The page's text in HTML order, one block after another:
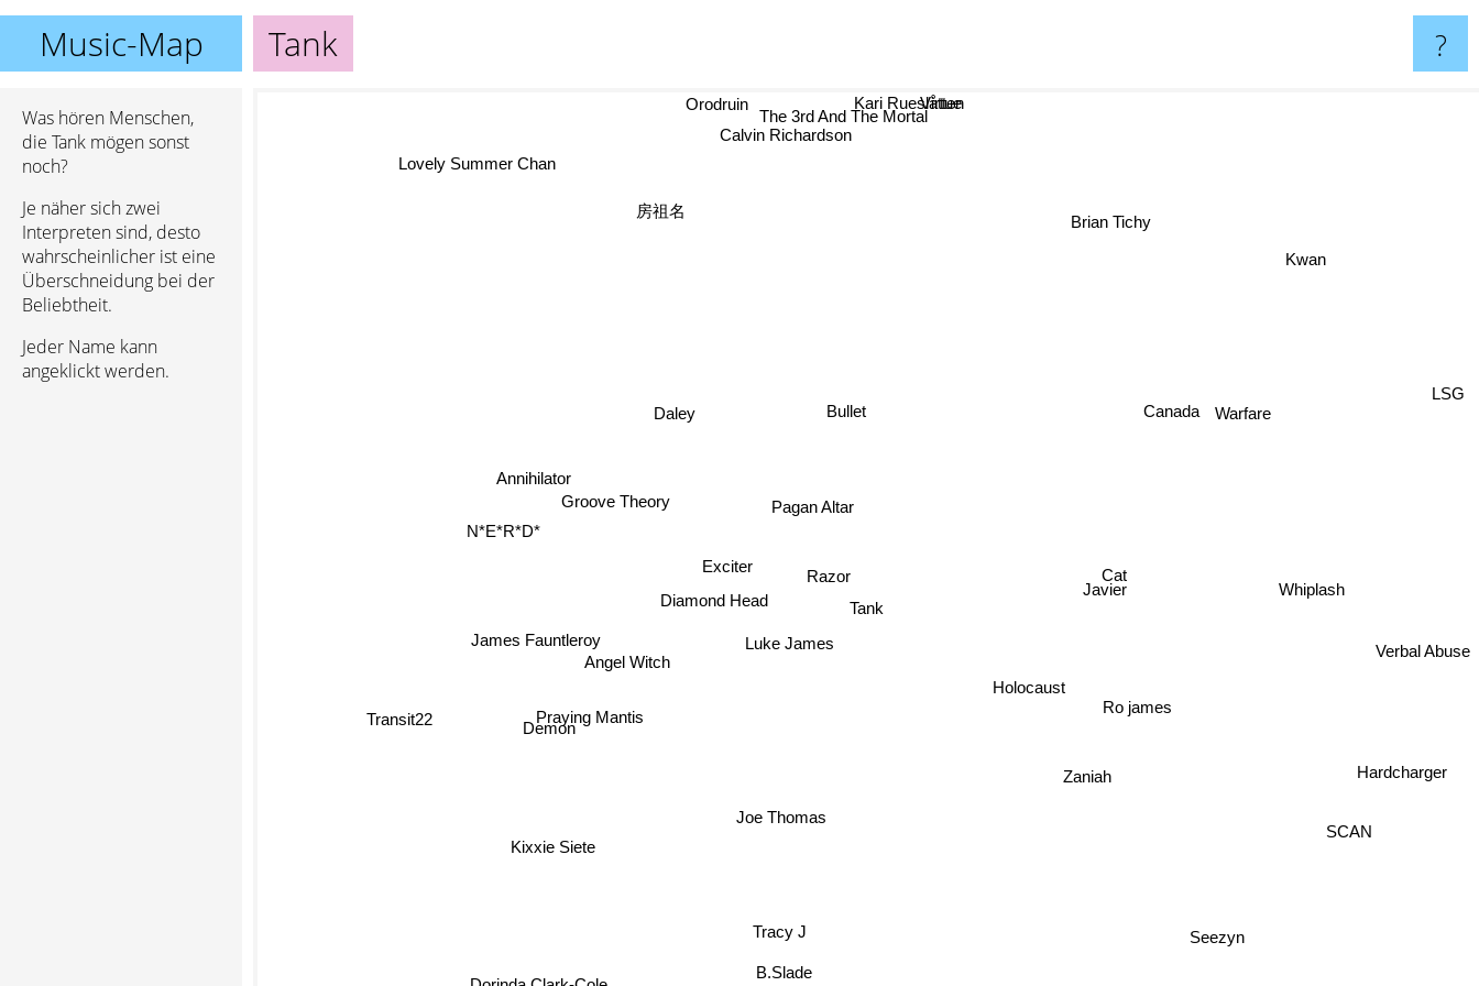
Music-Map Tank ?
Was hören Menschen,
die Tank mögen sonst
noch?
Je näher sich zwei
Interpreten sind, desto
wahrscheinlicher ist eine
Überschneidung bei der
Beliebtheit.
Jeder Name kann
angeklickt werden.
Tank
Javier
Razor
Luke James
Pagan Altar
Exciter
Diamond Head
Cat
Angel Witch
Holocaust
Bullet
Daley
Joe Thomas
Ro james
Groove Theory
Warfare
Canada
James Fauntleroy
Tracy J
Demon
Zaniah
Annihilator
N*E*R*D*
Kixxie Siete
B.Slade
Whiplash
The 3rd And The Mortal
Brian Tichy
房祖名
Transit22
Seezyn
Hardcharger
Virtue
Calvin Richardson
Dorinda Clark-Cole
Verbal Abuse
Kwan
Kari Rueslåtten
SCAN
LSG
Orodruin
Lovely Summer Chan